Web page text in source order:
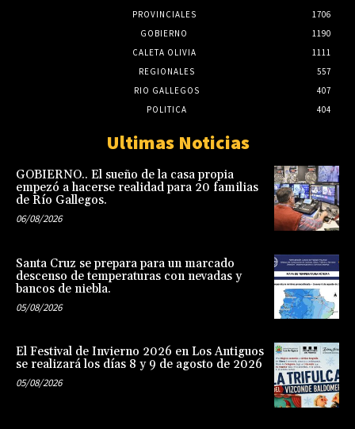
PROVINCIALES
1706
GOBIERNO
1190
CALETA OLIVIA
1111
REGIONALES
557
RIO GALLEGOS
407
POLITICA
404
Ultimas Noticias
GOBIERNO.. El sueño de la casa propia
empezó a hacerse realidad para 20 familias
de Río Gallegos.
06/08/2026
Santa Cruz se prepara para un marcado
descenso de temperaturas con nevadas y
bancos de niebla.
05/08/2026
El Festival de Invierno 2026 en Los Antiguos
se realizará los días 8 y 9 de agosto de 2026
05/08/2026